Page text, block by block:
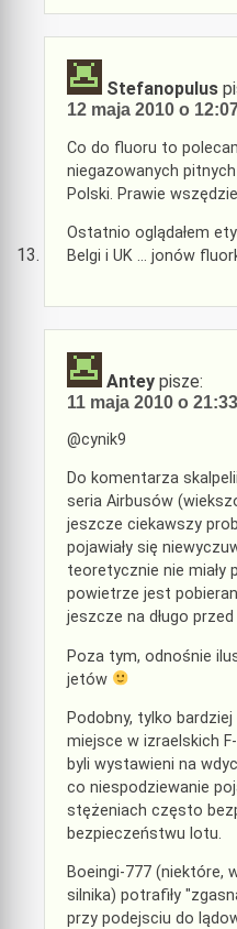
Stefanopulus
12 maja 2010 o
Co do fluoru to
niegazowanych
Polski. Prawie
Ostatnio oglądałem
Belgi i UK … jonów
Antey pisze:
11 maja 2010 o 21:33
@cynik9
Do komentarza
seria Airbusów
jeszcze ciekawszy
pojawiały się
teoretycznie nie miały
powietrze jest
jeszcze na długo
Poza tym, odnośnie
jetów
Podobny, tylko
miejsce w izraelskich
byli wystawieni na
co niespodziewanie
stężeniach często
bezpieczeństwu lotu.
Boeingi-777 (niektóre,
silnika) potrafiły
przy podejsciu do